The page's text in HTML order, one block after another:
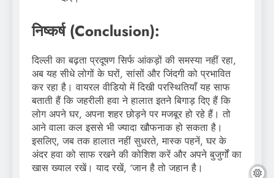
निष्कर्ष (Conclusion):
दिल्ली का बढ़ता प्रदूषण सिर्फ आंकड़ों की समस्या नहीं रहा,
अब यह सीधे लोगों के घरों, सांसों और जिंदगी को प्रभावित
कर रहा है। वायरल वीडियो में दिखी परस्थितियाँ यह साफ
बताती हैं कि जहरीली हवा ने हालात इतने बिगाड़ दिए हैं कि
लोग अपने घर, अपना शहर छोड़ने पर मजबूर हो रहे हैं। तो
आने वाला कल इससे भी ज्यादा खौफनाक हो सकता है।
इसलिए, जब तक हालात नहीं सुधरते, मास्क पहनें, घर के
अंदर हवा को साफ रखने की कोशिश करें और अपने बुजुर्गों का
खास ख्याल रखें। याद रखें, ‘जान है तो जहान है।